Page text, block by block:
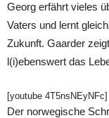
Georg erfährt vieles
Vaters und lernt
Zukunft. Gaarder
l(i)ebenswert das
[youtube 4T5nsNEyNFc]
Der norwegische